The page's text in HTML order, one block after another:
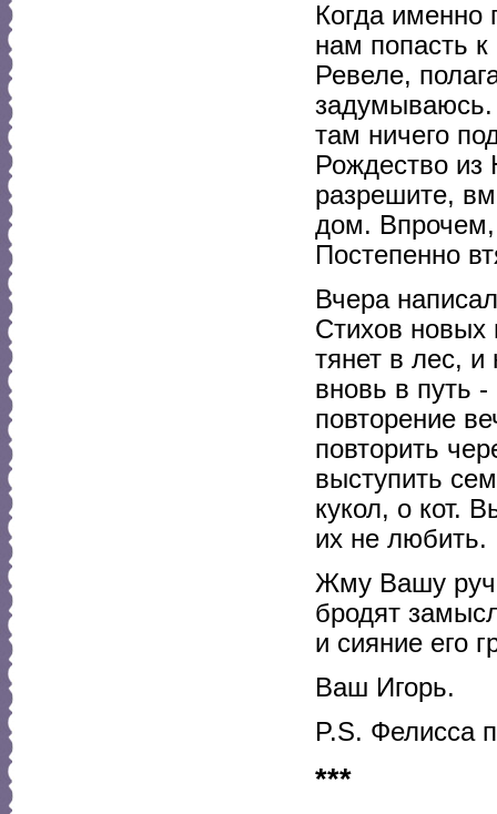
Когда
нам попасть
Ревеле,
задумываюсь.
там ничего
Рождество
разрешите,
дом.
Постепенно
Вчера
Стихов новых
тянет в лес,
вновь в путь
повторение
повторить
выступить
кукол, о кот.
их не любить.
Жму Вашу
бродят
и сияние его
Ваш Игорь.
P.S. Фелисса
***